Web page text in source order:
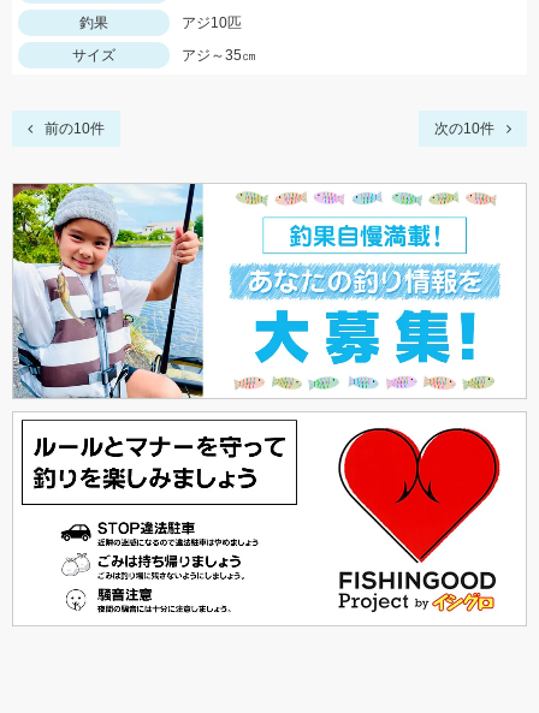
釣果
アジ10匹
サイズ
アジ～35㎝
前の10件 次の10件